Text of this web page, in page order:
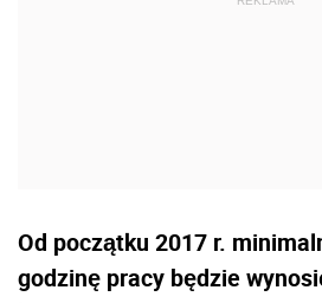
Od początku 2017 r.
godzinę pracy będzie